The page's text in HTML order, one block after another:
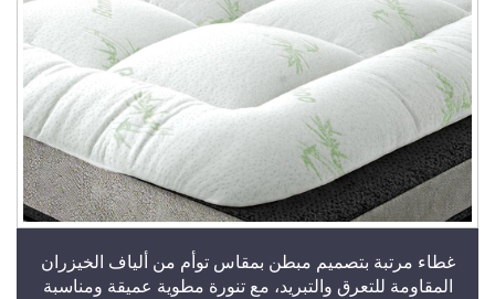
غطاء مرتبة بتصميم مبطن بمقاس توأم من ألياف الخيزران
المقاومة للتعرق والتبريد، مع تنورة مطوية عميقة ومناسبة